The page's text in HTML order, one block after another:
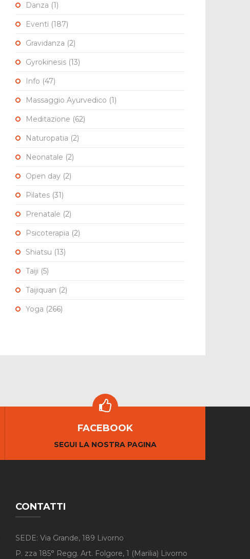
Danza (1)
Eventi (187)
Gravidanza (2)
Gyrokinesis (13)
Info (47)
Massaggio Ayurvedico (1)
Meditazione (62)
Naturopatia (2)
Neonatale (2)
Open day (2)
Pilates (31)
Prenatale (2)
Psicoterapia (2)
Shiatsu (13)
Taiji (5)
Taijiquan (2)
Yoga (266)
FACEBOOK
SEGUI LA NOSTRA PAGINA
CONTATTI
SEDE: Via Grande, 189 Livorno
P. zza 185° Regg. Art. Folgore, 1 (Marilia) Livorno